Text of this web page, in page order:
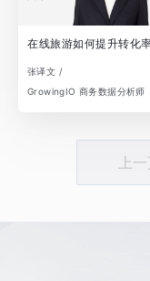
在线旅游如何提升转化
张译文 /
GrowingIO 商务数据分析师
上